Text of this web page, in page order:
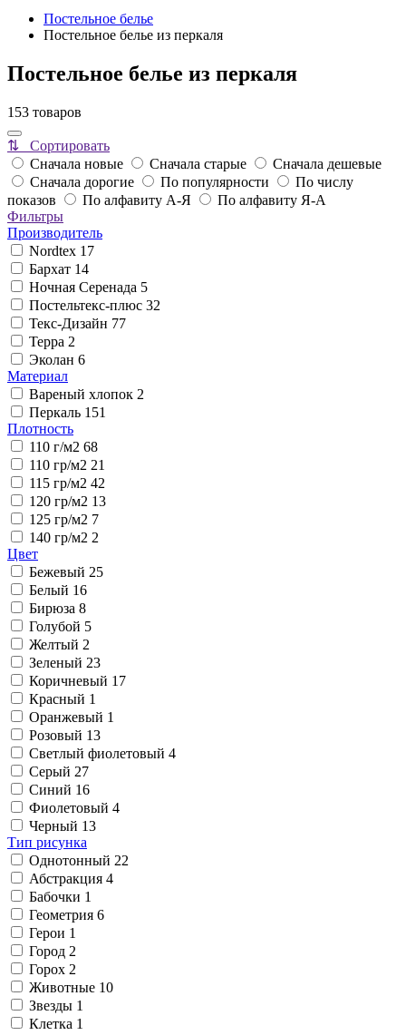
Постельное белье
Постельное белье из перкаля
Постельное белье из перкаля
153 товаров
⇅ Сортировать
Сначала новые
Сначала старые
Сначала дешевые
Сначала дорогие
По популярности
По числу
показов
По алфавиту А-Я
По алфавиту Я-А
Фильтры
Производитель
Nordtex 17
Бархат 14
Ночная Серенада 5
Постельтекс-плюс 32
Текс-Дизайн 77
Терра 2
Эколан 6
Материал
Вареный хлопок 2
Перкаль 151
Плотность
110 г/м2 68
110 гр/м2 21
115 гр/м2 42
120 гр/м2 13
125 гр/м2 7
140 гр/м2 2
Цвет
Бежевый 25
Белый 16
Бирюза 8
Голубой 5
Желтый 2
Зеленый 23
Коричневый 17
Красный 1
Оранжевый 1
Розовый 13
Светлый фиолетовый 4
Серый 27
Синий 16
Фиолетовый 4
Черный 13
Тип рисунка
Однотонный 22
Абстракция 4
Бабочки 1
Геометрия 6
Герои 1
Город 2
Горох 2
Животные 10
Звезды 1
Клетка 1